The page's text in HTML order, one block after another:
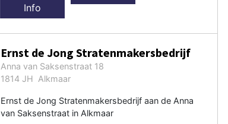
Info
Ernst de Jong Stratenmakersbedrijf
Anna van Saksenstraat 18
1814 JH Alkmaar
Ernst de Jong Stratenmakersbedrijf aan de Anna
van Saksenstraat in Alkmaar